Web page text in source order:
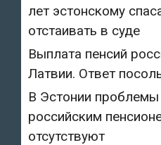
лет эстонскому
отстаивать в суде
Выплата пенсий
Латвии. Ответ
В Эстонии
российским
отсутствуют